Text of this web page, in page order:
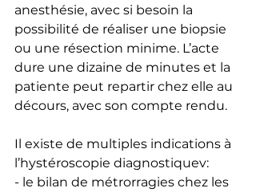
anesthésie, avec si besoin la
possibilité de réaliser une biopsie
ou une résection minime. L’acte
dure une dizaine de minutes et la
patiente peut repartir chez elle au
décours, avec son compte rendu.
Il existe de multiples indications à
l’hystéroscopie diagnostiquev:
- le bilan de métrorragies chez les